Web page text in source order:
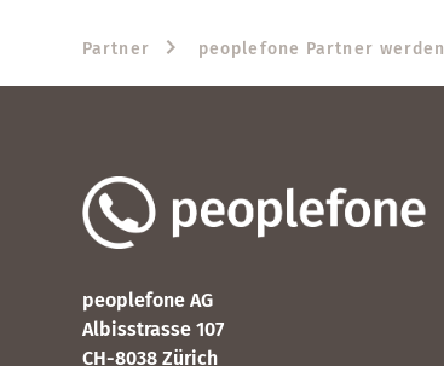
Partner peoplefone Partner werden
peoplefone AG
Albisstrasse 107
CH-8038 Zürich